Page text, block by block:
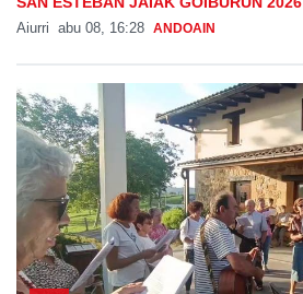
Aiurri abu 08, 16:28 ANDOAIN